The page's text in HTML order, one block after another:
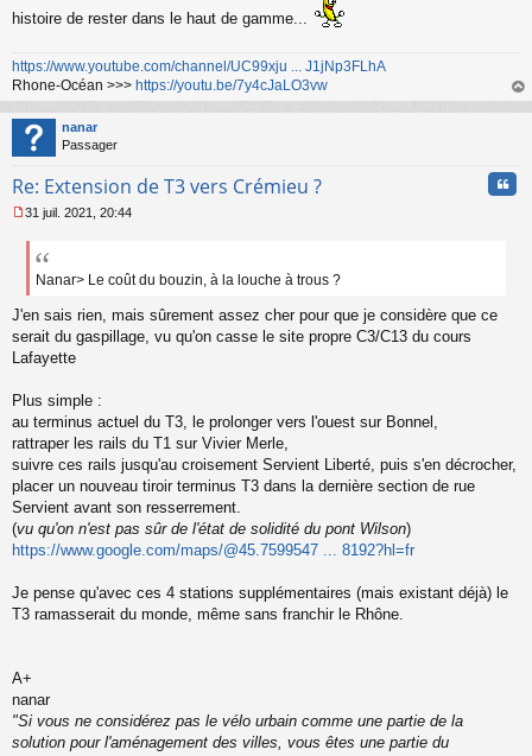
histoire de rester dans le haut de gamme...
https://www.youtube.com/channel/UC99xju ... J1jNp3FLhA
Rhone-Océan >>> https://youtu.be/7y4cJaLO3vw
au
nanar
Passager
Re: Extension de T3 vers Crémieu ?
e
a
g
e
n
o
l
u
31 juil. 2021, 20:44
Nanar> Le coût du bouzin, à la louche à trous ?
J'en sais rien, mais sûrement assez cher pour que je considère que ce
serait du gaspillage, vu qu'on casse le site propre C3/C13 du cours
Lafayette
Plus simple :
au terminus actuel du T3, le prolonger vers l'ouest sur Bonnel,
rattraper les rails du T1 sur Vivier Merle,
suivre ces rails jusqu'au croisement Servient Liberté, puis s'en décrocher,
placer un nouveau tiroir terminus T3 dans la dernière section de rue
Servient avant son resserrement.
(vu qu'on n'est pas sûr de l'état de solidité du pont Wilson)
https://www.google.com/maps/@45.7599547 ... 8192?hl=fr
Je pense qu'avec ces 4 stations supplémentaires (mais existant déjà) le
T3 ramasserait du monde, même sans franchir le Rhône.
A+
nanar
"Si vous ne considérez pas le vélo urbain comme une partie de la
solution pour l'aménagement des villes, vous êtes une partie du